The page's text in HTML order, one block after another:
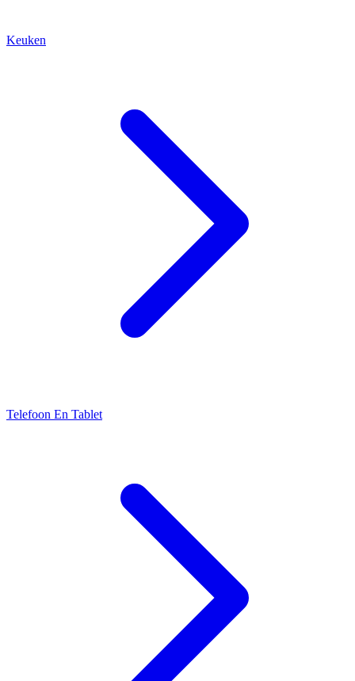
Keuken
Telefoon En Tablet